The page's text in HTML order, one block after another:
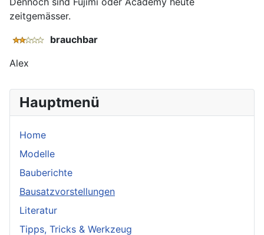
Hauptmenü
Home
Modelle
Bauberichte
Bausatzvorstellungen
Literatur
Tipps, Tricks & Werkzeug
zeitgemässer.
brauchbar
Alex